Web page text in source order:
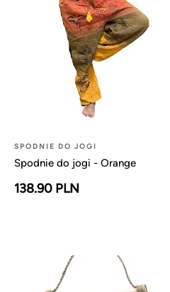
SPODNIE DO JOGI
Spodnie do jogi - Orange
138.90 PLN